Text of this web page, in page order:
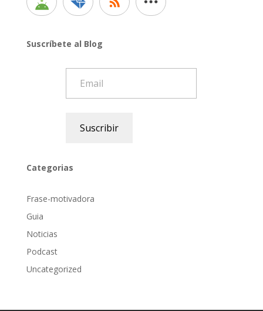
Suscríbete al Blog
Suscribir
Categorias
Frase-motivadora
Guia
Noticias
Podcast
Uncategorized